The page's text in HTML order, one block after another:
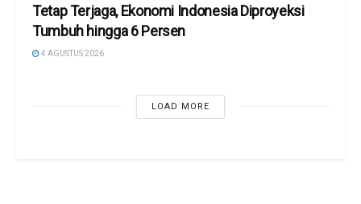
Tetap Terjaga, Ekonomi Indonesia Diproyeksi
Tumbuh hingga 6 Persen
4 AGUSTUS 2026
LOAD MORE